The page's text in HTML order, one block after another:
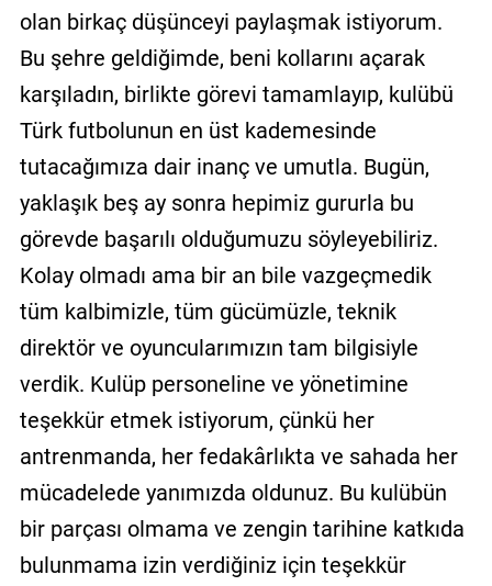
olan birkaç düşünceyi paylaşmak istiyorum.
Bu şehre geldiğimde, beni kollarını açarak
karşıladın, birlikte görevi tamamlayıp, kulübü
Türk futbolunun en üst kademesinde
tutacağımıza dair inanç ve umutla. Bugün,
yaklaşık beş ay sonra hepimiz gururla bu
görevde başarılı olduğumuzu söyleyebiliriz.
Kolay olmadı ama bir an bile vazgeçmedik
tüm kalbimizle, tüm gücümüzle, teknik
direktör ve oyuncularımızın tam bilgisiyle
verdik. Kulüp personeline ve yönetimine
teşekkür etmek istiyorum, çünkü her
antrenmanda, her fedakârlıkta ve sahada her
mücadelede yanımızda oldunuz. Bu kulübün
bir parçası olmama ve zengin tarihine katkıda
bulunmama izin verdiğiniz için teşekkür